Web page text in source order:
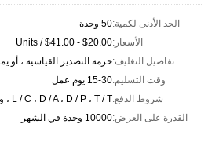
الحد الأدنى لكمية:50 وحدة
الأسعار:$20.00 - $41.00 / Units
تفاصيل التغليف:حزمة التصدير القياسية ، أو
وقت التسليم:15-30 يوم عمل
شروط الدفع:L / C ، D / A ، D / P ، T / T ، ويسترن يونيون ، موني جرام
القدرة على العرض:10000 وحدة في الشهر